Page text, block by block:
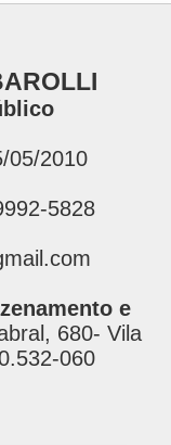
05/2010
5828
e
680- Vila
060